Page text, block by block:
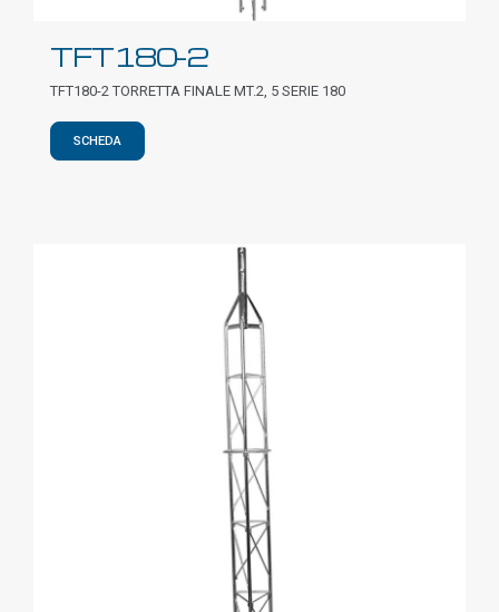
TFT180-2
TFT180-2 TORRETTA FINALE MT.2, 5 SERIE 180
SCHEDA